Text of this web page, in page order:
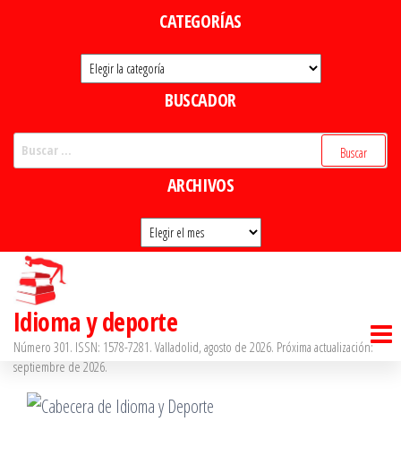
CATEGORÍAS
Categorías
BUSCADOR
ARCHIVOS
Archivos
Idioma y deporte
Número 301. ISSN: 1578-7281. Valladolid, agosto de 2026. Próxima actualización:
septiembre de 2026.